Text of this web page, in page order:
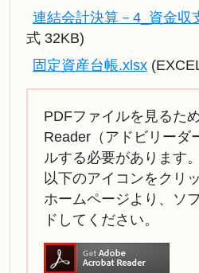
連結会計決算－4_資金収
式 32KB)
固定資産台帳.xlsx
PDFファイルを見るた
Reader（アドビリーダ
ルする必要があります。
以下のアイコンをクリ
ホームページより、ソ
ドしてください。